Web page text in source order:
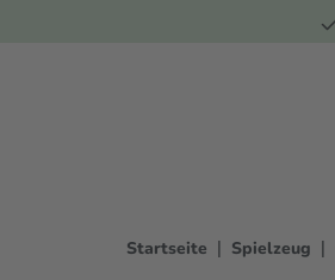
Startseite | Spielzeug |